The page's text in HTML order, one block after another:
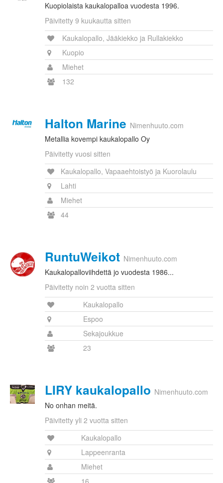
Kuopiolaista kaukalopalloa vuodesta 1996.
Päivitetty 9 kuukautta sitten
Kaukalopallo, Jääkiekko ja Rullakiekko
Kuopio
Miehet
132
Halton Marine Nimenhuuto.com
Metallia kovempi kaukalopallo Oy
Päivitetty vuosi sitten
Kaukalopallo, Vapaaehtoistyö ja Kuorolaulu
Lahti
Miehet
44
RuntuWeikot Nimenhuuto.com
Kaukalopalloviihdettä jo vuodesta 1986...
Päivitetty noin 2 vuotta sitten
Kaukalopallo
Espoo
Sekajoukkue
23
LIRY kaukalopallo Nimenhuuto.com
No onhan meitä.
Päivitetty yli 2 vuotta sitten
Kaukalopallo
Lappeenranta
Miehet